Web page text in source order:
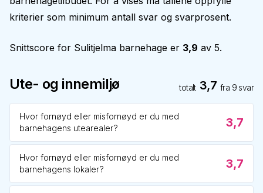
kriterier som minimum antall svar og svarprosent.
Snittscore for Sulitjelma barnehage er 3,9 av 5.
Ute- og innemiljø totalt 3,7 fra 9 svar
Hvor fornøyd eller misfornøyd er du med
barnehagens utearealer?
3,7
Hvor fornøyd eller misfornøyd er du med
barnehagens lokaler?
3,7